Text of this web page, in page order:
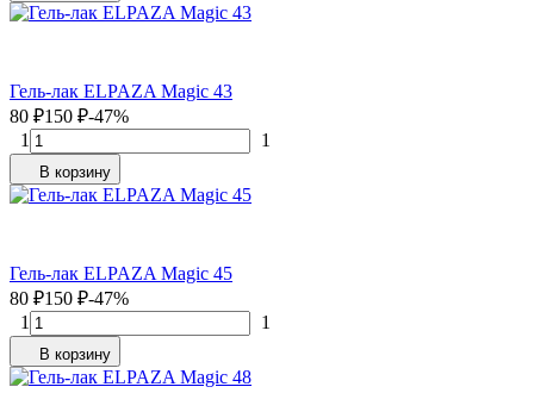
Гель-лак ELPAZA Magic 43
80 ₽150 ₽-47%
1
1
В корзину
Гель-лак ELPAZA Magic 45
80 ₽150 ₽-47%
1
1
В корзину